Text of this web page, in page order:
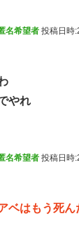
名希望者 投稿日時
やれ
名希望者 投稿日時
ベはもう死ん